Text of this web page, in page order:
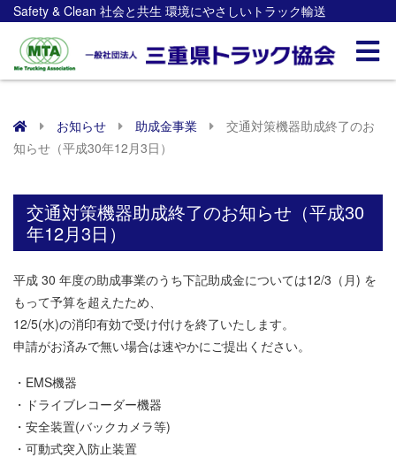
Safety & Clean 社会と共生 環境にやさしいトラック輸送
お知らせ 助成金事業
交通対策機器助成終了のお
知らせ（平成30年12月3日）
交通対策機器助成終了のお知らせ（平成30
年12月3日）
平成 30 年度の助成事業のうち下記助成金については12/3（月) を
もって予算を超えたため、
12/5(水)の消印有効で受け付けを終了いたします。
申請がお済みで無い場合は速やかにご提出ください。
・EMS機器
・ドライブレコーダー機器
・安全装置(バックカメラ等)
・可動式突入防止装置